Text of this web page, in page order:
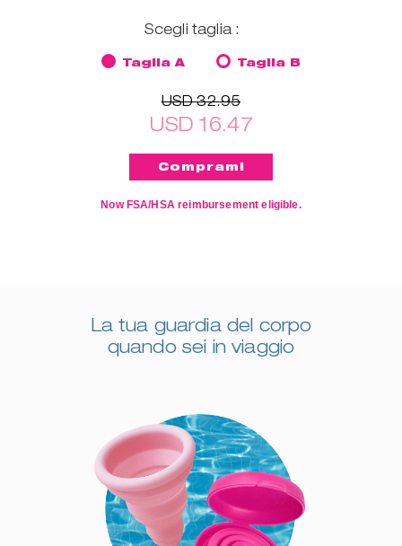
Scegli taglia :
Taglia A Taglia B
USD 32.95
USD 16.47
Now FSA/HSA reimbursement eligible.
La tua guardia del corpo
quando sei in viaggio